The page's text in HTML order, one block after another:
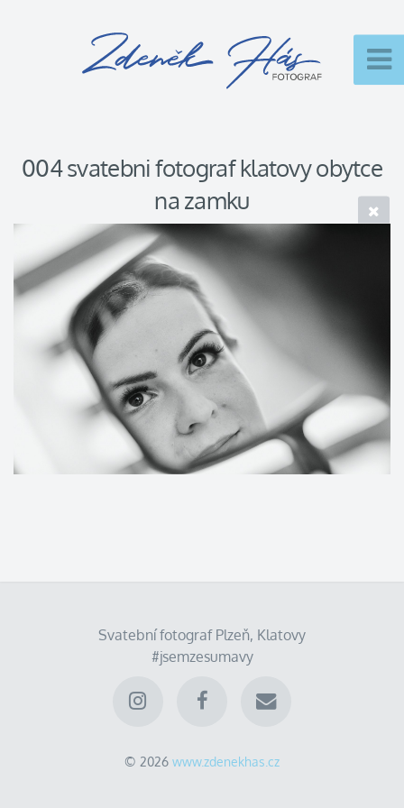
004 svatebni fotograf klatovy obytce
na zamku
Svatební fotograf Plzeň, Klatovy
#jsemzesumavy
© 2026 www.zdenekhas.cz